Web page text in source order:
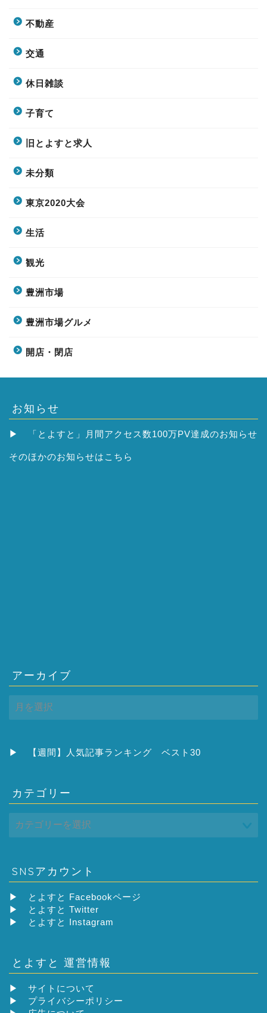
不動産
交通
休日雑談
子育て
旧とよすと求人
未分類
東京2020大会
生活
観光
豊洲市場
豊洲市場グルメ
開店・閉店
お知らせ
▶ 「とよすと」月間アクセス数100万PV達成のお知らせ
そのほかのお知らせはこちら
アーカイブ
ー
ブ
▶ 【週間】人気記事ランキング ベスト30
カテゴリー
SNSアカウント
▶
とよすと Facebookページ
▶
とよすと Twitter
▶
とよすと Instagram
とよすと 運営情報
▶ サイトについて
▶ プライバシーポリシー